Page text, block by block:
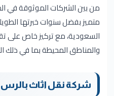
من بين الشركات الموثوقة في
متميز بفضل سنوات خبرتها
السعودية، مع تركيز خاص على
والمناطق المحيطة بما في ذلك
شركة نقل اثاث بالرس